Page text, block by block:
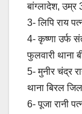
बांग्लादेश, उम्र
3- लिपि राय
4- कृष्णा उर्फ
फुलवारी थाना
5- मुनीर चंद्र
थाना बिरल
6- पूजा रानी